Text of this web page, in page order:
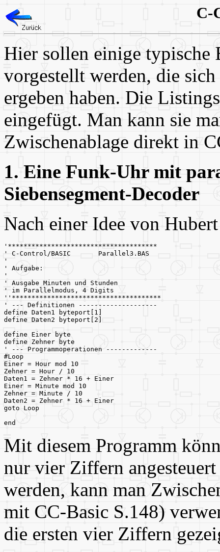
C-
Hier sollen einige typische
vorgestellt werden, die
ergeben haben. Die
eingefügt. Man kann sie
Zwischenablage direkt in
1. Eine Funk-Uhr mit
Siebensegment-Decoder
Nach einer Idee von
'**************************************
' C-Control/BASIC       Parallel3.BAS
'
' Aufgabe:
'
' Ausgabe Minuten und Stunden
' im Parallelmodus, 4 Digits
''**************************************
' --- Definitionen --------------------
define Daten1 byteport[1]
define Daten2 byteport[2]
define Einer byte
define Zehner byte
' --- Programmoperationen -------------
#Loop
Einer = Hour mod 10
Zehner = Hour / 10
Daten1 = Zehner * 16 + Einer
Einer = Minute mod 10
Zehner = Minute / 10
Daten2 = Zehner * 16 + Einer
goto Loop
end
Mit diesem Programm
nur vier Ziffern
werden, kann man
mit CC-Basic S.148)
die ersten vier Ziffern